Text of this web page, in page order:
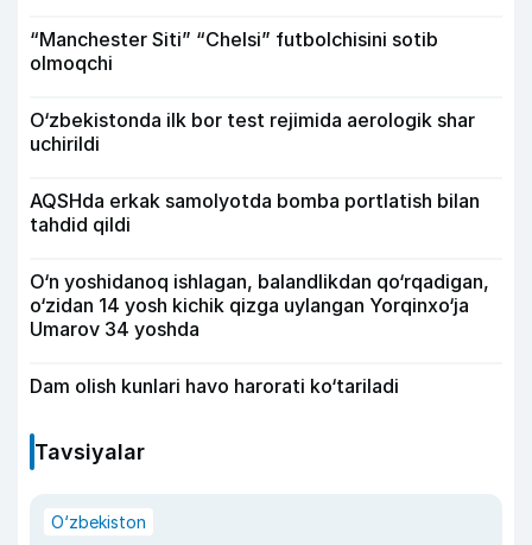
“Manchester Siti” “Chelsi” futbolchisini sotib
olmoqchi
O‘zbekistonda ilk bor test rejimida aerologik shar
uchirildi
AQSHda erkak samolyotda bomba portlatish bilan
tahdid qildi
O‘n yoshidanoq ishlagan, balandlikdan qo‘rqadigan,
o‘zidan 14 yosh kichik qizga uylangan Yorqinxo‘ja
Umarov 34 yoshda
Dam olish kunlari havo harorati ko‘tariladi
Tavsiyalar
O‘zbekiston